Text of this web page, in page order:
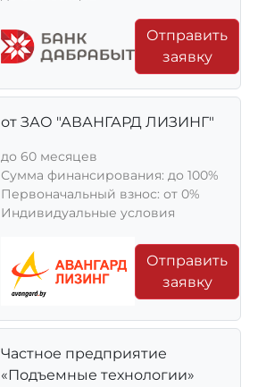
Отправить
заявку
от ЗАО "АВАНГАРД ЛИЗИНГ"
до 60 месяцев
Сумма финансирования: до 100%
Первоначальный взнос: от 0%
Индивидуальные условия
Отправить
заявку
Частное предприятие
«Подъемные технологии»